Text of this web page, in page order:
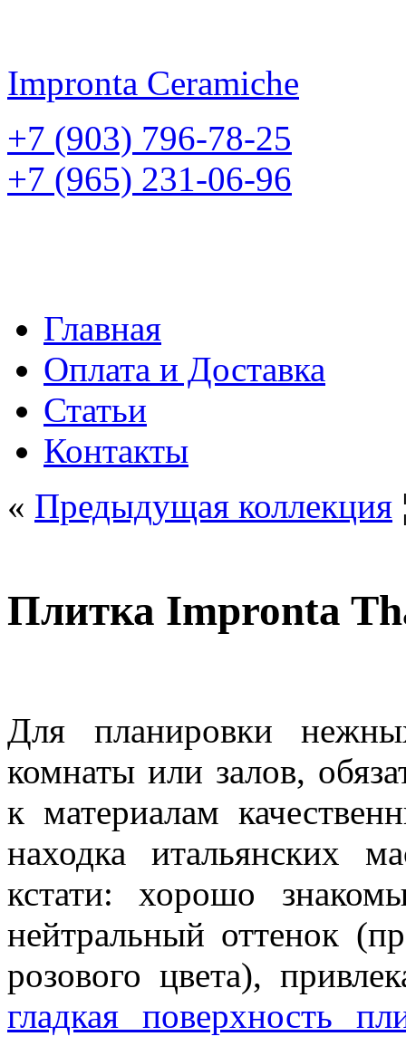
Impronta Ceramiche
+7 (903) 796-78-25
+7 (965) 231-06-96
Главная
Оплата и Доставка
Статьи
Контакты
« Предыдущая коллекция
Плитка Impronta
Для планировки
комнаты или залов,
к материалам
находка итальянских
кстати: хорошо
нейтральный оттенок
розового цвета),
гладкая поверхность